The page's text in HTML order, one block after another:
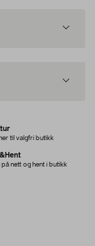
til valgfri butikk
på nett og hent i butikk